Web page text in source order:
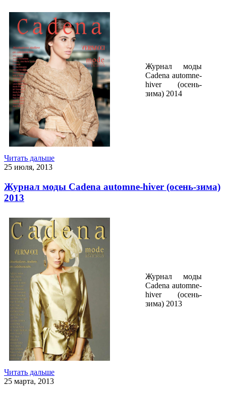
Журнал моды
Cadena automne-
hiver (осень-
зима) 2014
Читать дальше
25 июля, 2013
Журнал моды Cadena automne-hiver (осень-зима)
2013
Журнал моды
Cadena automne-
hiver (осень-
зима) 2013
Читать дальше
25 марта, 2013